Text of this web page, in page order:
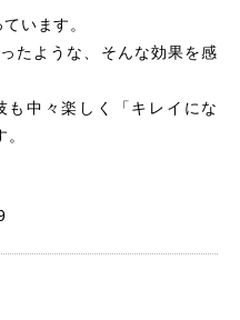
います。
たような、そんな効果を感
も中々楽しく「キレイにな